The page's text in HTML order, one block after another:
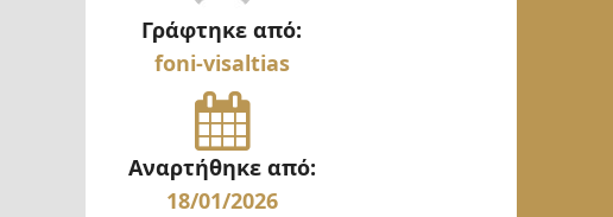
Γράφτηκε από:
foni-visaltias
Αναρτήθηκε από:
18/01/2026